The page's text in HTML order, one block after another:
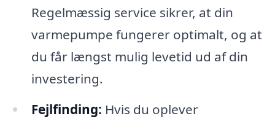
Regelmæssig service sikrer, at din
varmepumpe fungerer optimalt, og at
du får længst mulig levetid ud af din
investering.
Fejlfinding: Hvis du oplever